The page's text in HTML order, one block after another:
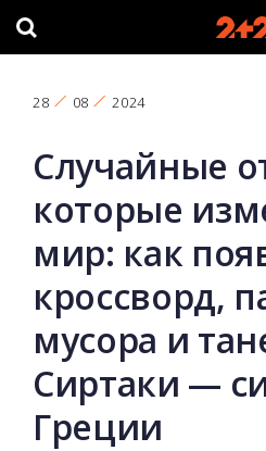
28 08 2024
Случайные
которые
мир: как
кроссворд,
мусора и
Сиртаки —
Греции